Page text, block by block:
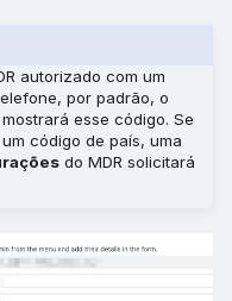
autorizado com um
por padrão, o
esse código. Se
código de país, uma
do MDR solicitará